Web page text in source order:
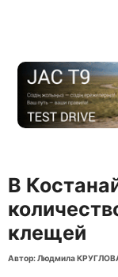
В
клещей
Автор: Людмила